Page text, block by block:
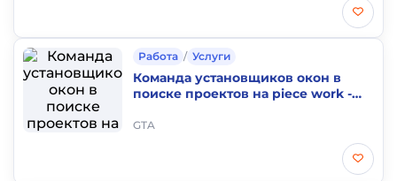
Работа / Услуги
Команда установщиков окон в
поиске проектов на piece work -
GTA